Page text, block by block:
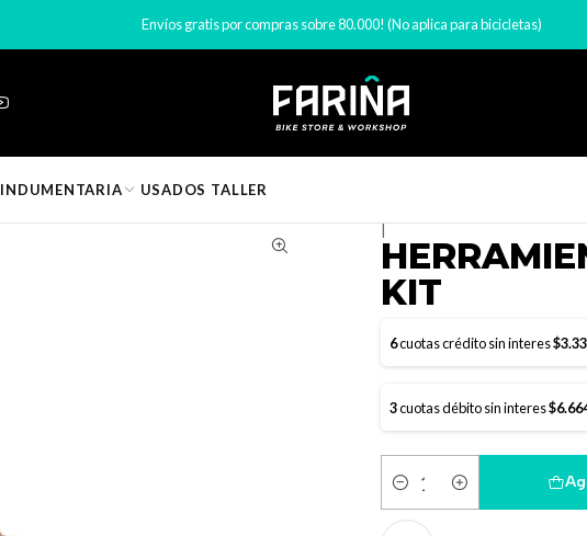
Envíos gratis por compras sobre 80.000! (No aplica para bicicletas)
Accesorios bicicleta Herramientas para bicicletas HERRAMIENTA ONEUP
KIT
6cuotas crédito sin interes
3cuotas débito sin interes
Cantidad
INDUMENTARIA USADOS TALLER